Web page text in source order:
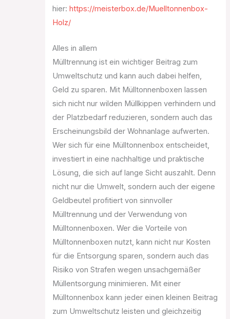
hier:https://meisterbox.de/Muelltonnenbox-
Holz/
Alles in allem
Mülltrennung ist ein wichtiger Beitrag zum
Umweltschutz und kann auch dabei helfen,
Geld zu sparen. Mit Mülltonnenboxen lassen
sich nicht nur wilden Müllkippen verhindern und
der Platzbedarf reduzieren, sondern auch das
Erscheinungsbild der Wohnanlage aufwerten.
Wer sich für eine Mülltonnenbox entscheidet,
investiert in eine nachhaltige und praktische
Lösung, die sich auf lange Sicht auszahlt. Denn
nicht nur die Umwelt, sondern auch der eigene
Geldbeutel profitiert von sinnvoller
Mülltrennung und der Verwendung von
Mülltonnenboxen. Wer die Vorteile von
Mülltonnenboxen nutzt, kann nicht nur Kosten
für die Entsorgung sparen, sondern auch das
Risiko von Strafen wegen unsachgemäßer
Müllentsorgung minimieren. Mit einer
Mülltonnenbox kann jeder einen kleinen Beitrag
zum Umweltschutz leisten und gleichzeitig